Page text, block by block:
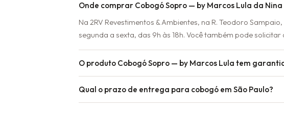
Onde comprar Cobogó Sopro — by Marcos Lula da
Na 2RV Revestimentos & Ambientes, na R. Teodoro
segunda a sexta, das 9h às 18h. Você também pode
O produto Cobogó Sopro — by Marcos Lula tem
Qual o prazo de entrega para cobogó em São Paulo?